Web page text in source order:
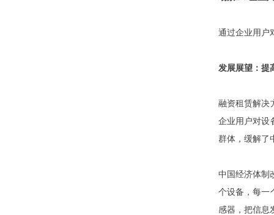
通过企业用户
发展展望：提
融资租赁解决
企业用户对设
群体，缓解了
中国经济体制
个设备，每一
感器，把信息